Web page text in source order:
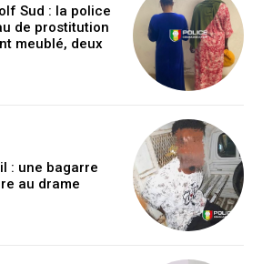
Sud : la police
de prostitution
meublé, deux
: une bagarre
au drame